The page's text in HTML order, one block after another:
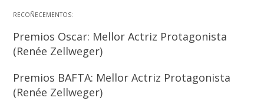
RECOÑECEMENTOS:
Premios Oscar: Mellor Actriz Protagonista
(Renée Zellweger)
Premios BAFTA: Mellor Actriz Protagonista
(Renée Zellweger)